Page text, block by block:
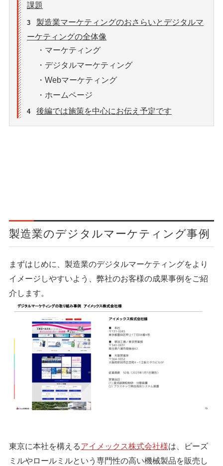
課題
3
製造業マーケティングのおさらいとデジタルマ
ーケティングの全体像
・マーケティング
・デジタルマーケティング
・Webマーケティング
・ホームページ
4 後編では施策を中心にお伝え予定です
製造業のデジタルマーケティング事例
まずはじめに、製造業のデジタルマーケティングをより
イメージしやすいよう、弊社のお客様の成果事例をご紹
介します。
東京に本社を構えるアイメックス株式会社様は、ビーズ
ミルやロールミルという専門性の高い機械製品を販売し